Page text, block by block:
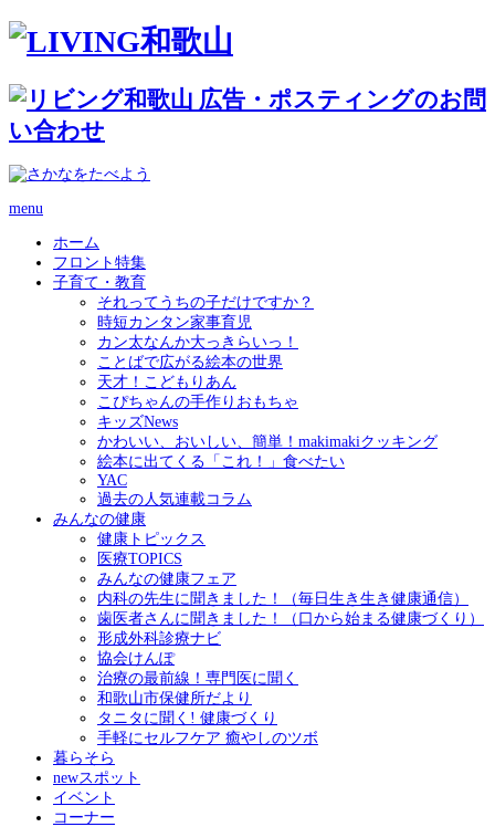
menu
ホーム
フロント特集
子育て・教育
それってうちの子だけですか？
時短カンタン家事育児
カン太なんか大っきらいっ！
ことばで広がる絵本の世界
天才！こどもりあん
こぴちゃんの手作りおもちゃ
キッズNews
かわいい、おいしい、簡単！makimakiクッキング
絵本に出てくる「これ！」食べたい
YAC
過去の人気連載コラム
みんなの健康
健康トピックス
医療TOPICS
みんなの健康フェア
内科の先生に聞きました！（毎日生き生き健康通信）
歯医者さんに聞きました！（口から始まる健康づくり）
形成外科診療ナビ
協会けんぽ
治療の最前線！専門医に聞く
和歌山市保健所だより
タニタに聞く! 健康づくり
手軽にセルフケア 癒やしのツボ
暮らそら
newスポット
イベント
コーナー